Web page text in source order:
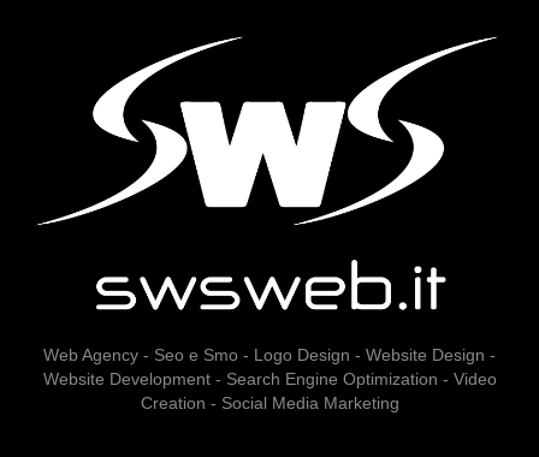
Web Agency - Seo e Smo - Logo Design - Website Design -
Website Development - Search Engine Optimization - Video
Creation - Social Media Marketing